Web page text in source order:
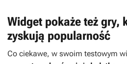
Widget pokaże też gry,
zyskują popularność
Co ciekawe, w swoim testowym